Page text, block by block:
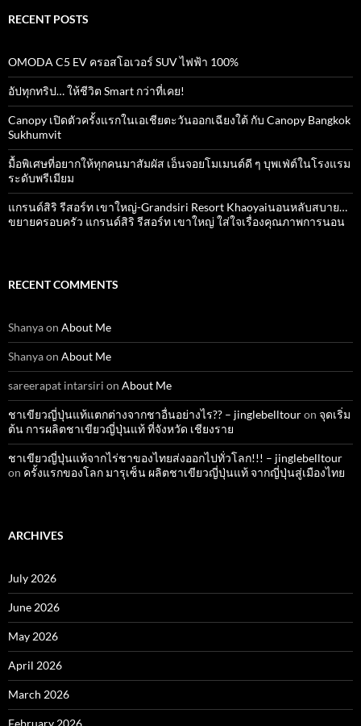
RECENT POSTS
OMODA C5 EV ครอสโอเวอร์ SUV ไฟฟ้า 100%
อัปทุกทริป… ให้ชีวิต Smart กว่าที่เคย!
Canopy เปิดตัวครั้งแรกในเอเชียตะวันออกเฉียงใต้ กับ Canopy Bangkok
Sukhumvit
มื้อพิเศษที่อยากให้ทุกคนมาสัมผัส เอ็นจอยโมเมนต์ดี ๆ บุพเฟ่ต์ในโรงแรม
ระดับพรีเมียม
แกรนด์สิริ​ รีสอร์ท​ เขาใหญ่​-Grandsiri​ Resort​ Khaoyaiนอนหลับสบาย…
ขยายครอบครัว แกรนด์สิริ รีสอร์ท เขาใหญ่ ใส่ใจเรื่องคุณภาพการนอน
RECENT COMMENTS
Shanyaon About Me
Shanyaon About Me
sareerapat intarsiri on About Me
ชาเขียวญี่ปุ่นแท้แตกต่างจากชาอื่นอย่างไร?? – jinglebelltouron จุดเริ่ม
ต้น การผลิตชาเขียวญี่ปุ่นแท้ ที่จังหวัด เชียงราย
ชาเขียวญี่ปุ่นแท้จากไร่ชาของไทยส่งออกไปทั่วโลก!!! – jinglebelltour
on ครั้งแรกของโลก มารุเซ็น ผลิตชาเขียวญี่ปุ่นแท้ จากญี่ปุ่นสู่เมืองไทย
ARCHIVES
July 2026
June 2026
May 2026
April 2026
March 2026
February 2026